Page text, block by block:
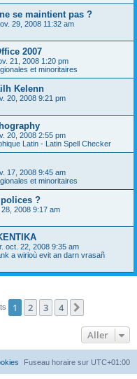
se maintient pas ?
29, 2008 11:32 am
2007
21, 2008 1:20 pm
et minoritaires
Kelenn
20, 2008 9:21 pm
20, 2008 2:55 pm
Latin - Latin Spell Checker
17, 2008 9:45 am
et minoritaires
?
2008 9:17 am
oct. 22, 2008 9:35 am
a wirioù evit an darn vrasañ
1 2 3 4
Aller
Fuseau horaire sur UTC+01:00